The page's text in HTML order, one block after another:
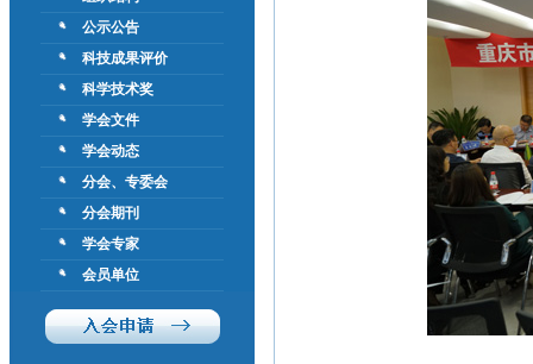
公示公告
科技成果评价
科学技术奖
学会文件
学会动态
分会、专委会
分会期刊
学会专家
会员单位